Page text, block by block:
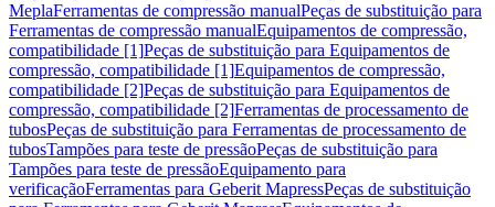
MeplaFerramentas de compressão manualPeças de substituição para
Ferramentas de compressão manualEquipamentos de compressão,
compatibilidade [1]Peças de substituição para Equipamentos de
compressão, compatibilidade [1]Equipamentos de compressão,
compatibilidade [2]Peças de substituição para Equipamentos de
compressão, compatibilidade [2]Ferramentas de processamento de
tubosPeças de substituição para Ferramentas de processamento de
tubosTampões para teste de pressãoPeças de substituição para
Tampões para teste de pressãoEquipamento para
verificaçãoFerramentas para Geberit MapressPeças de substituição